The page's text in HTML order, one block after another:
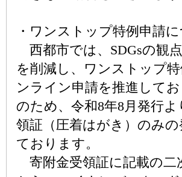
・ワンストップ特例申請
西都市では、SDGsの観
を削減し、ワンストップ
ンライン申請を推進して
のため、令和8年8月発行よ
領証（圧着はがき）のみの
ております。
寄附金受領証に記載の二